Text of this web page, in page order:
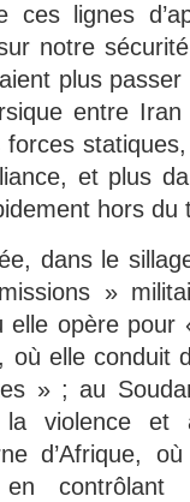
ces lignes
notre
plus passer
entre
et plus
hors du
dans le
»
opère pour
elle conduit
» ; au
violence et
d’Afrique,
contrôlant